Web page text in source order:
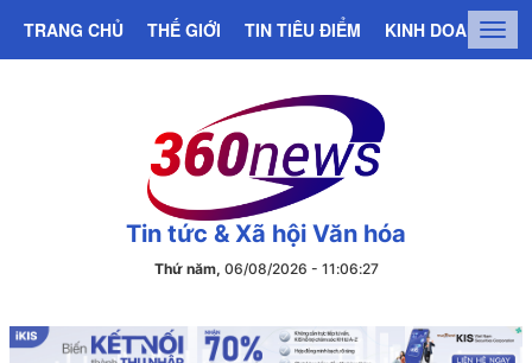
TRANG CHỦ THẾ GIỚI TIN TIÊU ĐIỂM KINH DOANH
Tin tức & Xã hội Văn hóa
Thứ năm, 06/08/2026 - 11:06:28